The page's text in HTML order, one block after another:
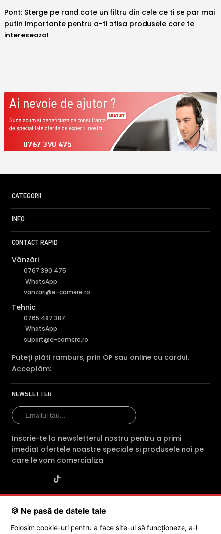
Pont: Sterge pe rand cate un filtru din cele ce ti se par mai
putin importante pentru a-ti afisa produsele care te
intereseaza!
0767 390 475
CATEGORII
INFO
CONTACT RAPID
Vânzări
0767 390 475
WhatsApp
vanzari@e-camere.ro
Tehnic
0765 487 387
WhatsApp
suport@e-camere.ro
Puteți plăti ramburs, prin OP sau online cu cardul.
Acceptăm:
NEWSLETTER
Inscrie-te la newsletterul nostru pentru a primi
imediat ofertele noastre speciale si produsele noi pe
care le vom comercializa
SC POLITES ONLINE SRL · CUI: RO34846331
J2015001227161· Capital social: 200 RON · Sediu: Str. Petrache
Poenaru, Nr. 1, Craiova, Jud. Dolj ·
Contactează-ne ·Service produs
🍪 Ne pasă de datele tale
Folosim cookie-uri pentru a face site-ul să funcționeze, a-l